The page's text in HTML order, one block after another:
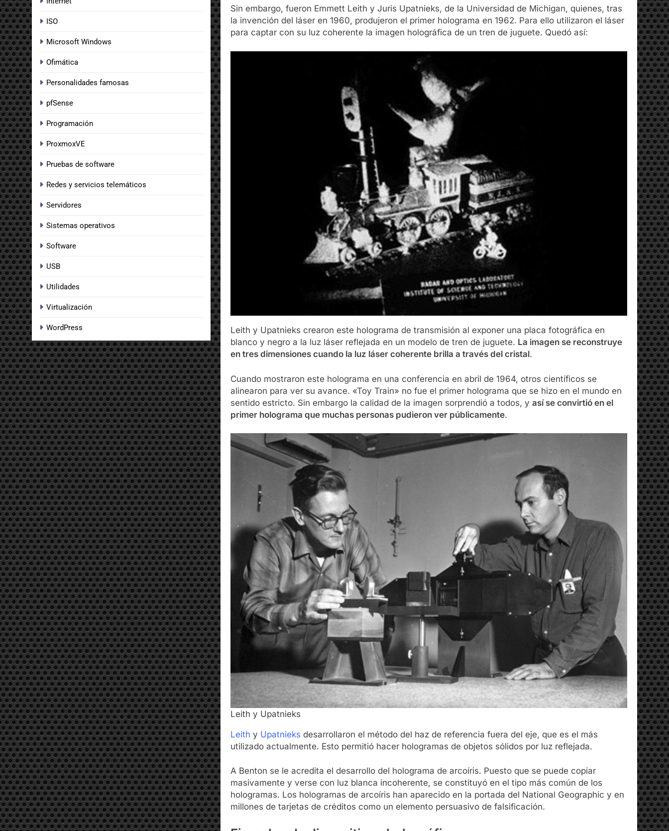
ISO
Microsoft Windows
Ofimática
Personalidades famosas
pfSense
Programación
ProxmoxVE
Pruebas de software
Redes y servicios telemáticos
Servidores
Sistemas operativos
Software
USB
Utilidades
Virtualización
WordPress
Sin embargo, fueron Emmett Leith y Juris Upatnieks, de la Universidad de Michigan, quienes, tras
la invención del láser en 1960, produjeron el primer holograma en 1962. Para ello utilizaron el láser
para captar con su luz coherente la imagen holográfica de un tren de juguete. Quedó así:
Leith y Upatnieks crearon este holograma de transmisión al exponer una placa fotográfica en
blanco y negro a la luz láser reflejada en un modelo de tren de juguete. La imagen se reconstruye
en tres dimensiones cuando la luz láser coherente brilla a través del cristal.
Cuando mostraron este holograma en una conferencia en abril de 1964, otros científicos se
alinearon para ver su avance. «Toy Train» no fue el primer holograma que se hizo en el mundo en
sentido estricto. Sin embargo la calidad de la imagen sorprendió a todos, y así se convirtió en el
primer holograma que muchas personas pudieron ver públicamente.
Leith y Upatnieks
Leith y Upatnieks desarrollaron el método del haz de referencia fuera del eje, que es el más
utilizado actualmente. Esto permitió hacer hologramas de objetos sólidos por luz reflejada.
A Benton se le acredita el desarrollo del holograma de arcoíris. Puesto que se puede copiar
masivamente y verse con luz blanca incoherente, se constituyó en el tipo más común de los
hologramas. Los hologramas de arcoíris han aparecido en la portada del National Geographic y en
millones de tarjetas de créditos como un elemento persuasivo de falsificación.